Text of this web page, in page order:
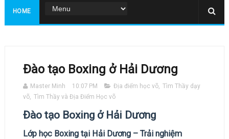
HOME
Đào tạo Boxing ở Hải Dương
Master Minh 10:07 PM Địa điểm học võ, Tìm Thầy dạy
võ, Tìm Thầy và Địa Điểm Học võ
Đào tạo Boxing ở Hải Dương
Lớp học Boxing tại Hải Dương – Trải nghiệm